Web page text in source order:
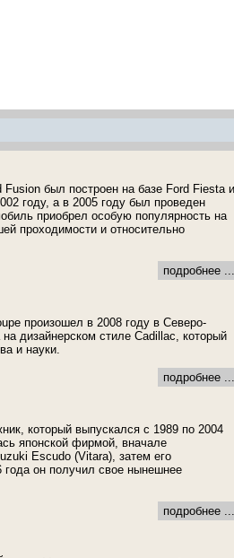
был построен на базе Ford Fiesta и
году, а в 2005 году был проведен
приобрел особую популярность на
проходимости и относительно
подробнее ...
произошел в 2008 году в Северо-
дизайнерском стиле Cadillac, который
и науки.
подробнее ...
который выпускался с 1989 по 2004
японской фирмой, вначале
Escudo (Vitara), затем его
года он получил свое нынешнее
подробнее ...